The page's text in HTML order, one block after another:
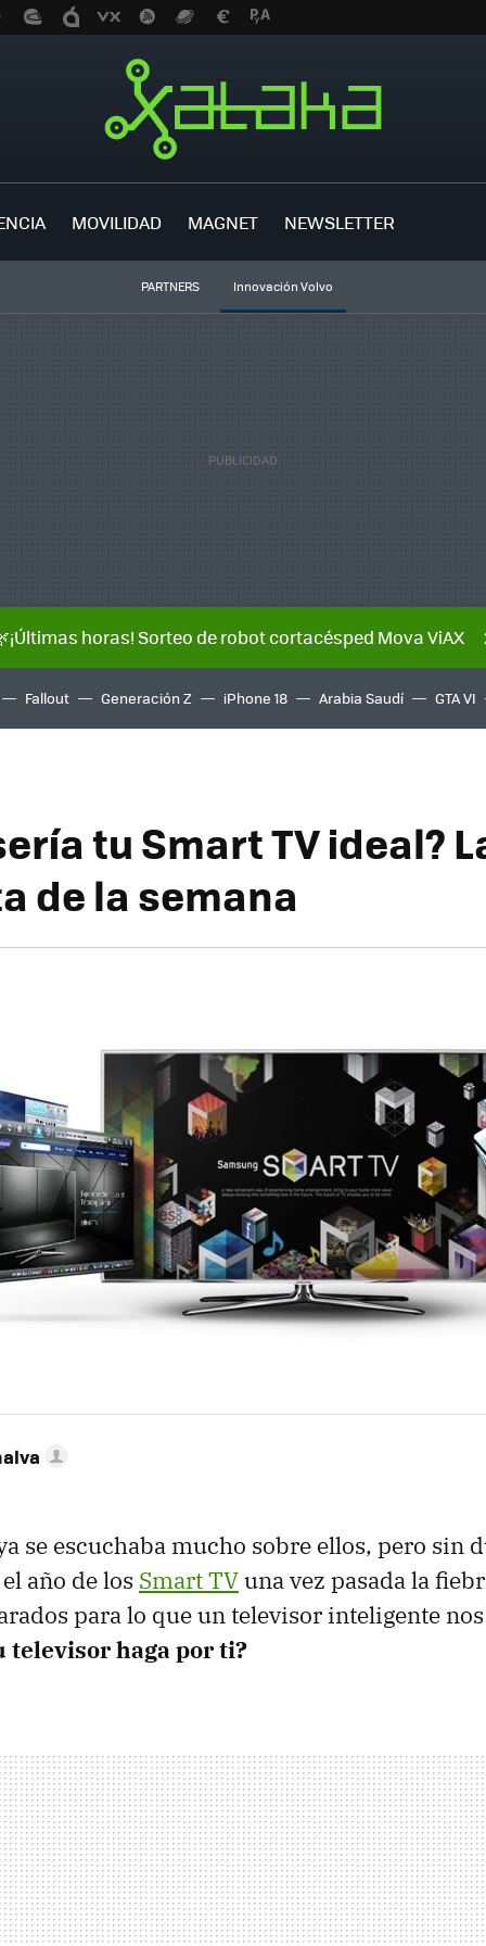
MOVILIDAD MAGNET NEWSLETTER
PARTNERS Innovación Volvo
horas! Sorteo de robot cortacésped Mova ViAX
Fallout Generación Z iPhone 18 Arabia Saudí GTA VI
tu Smart TV ideal?
de la semana
se escuchaba mucho sobre ellos, pero sin
año de los Smart TVuna vez pasada la
para lo que un televisor inteligente
televisor haga por ti?